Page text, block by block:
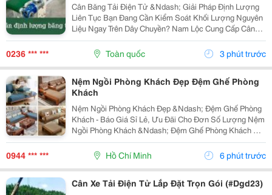
Cân Băng Tải Điện Tử &Ndash; Giải Pháp Định Lượng
Liên Tục Bạn Đang Cần Kiểm Soát Khối Lượng Nguyên
Liệu Ngay Trên Dây Chuyền? Nam Lộc Cung Cấp Cân
Băng Tải Điện Tử Phục Vụ Các Hệ Thống Vận Chuyển
Và Định Lượng Vật Liệu Trong Nhà Máy. Ứng Dụng:...
0236 *** *** Toàn quốc 3 phút trước
Nệm Ngồi Phòng Khách Đẹp Đệm Ghế Phòng
Khách
Nệm Ngồi Phòng Khách Đẹp &Ndash; Đệm Ghế Phòng
Khách - Báo Giá Sỉ Lẻ, Ưu Đãi Cho Đơn Số Lượng Nệm
Ngồi Phòng Khách &Ndash; Đệm Ghế Phòng Khách Có
Nhiều Kích Thước, Độ Dày, Chất Liệu Và Màu Sắc Để
Lựa Chọn. Báo Giá Sỉ Lẻ Nhanh, Ưu Đãi Và Chiết
Khấu...
0944 *** *** Hồ Chí Minh 6 phút trước
Cân Xe Tải Điện Tử Lắp Đặt Trọn Gói (#Dgd23)